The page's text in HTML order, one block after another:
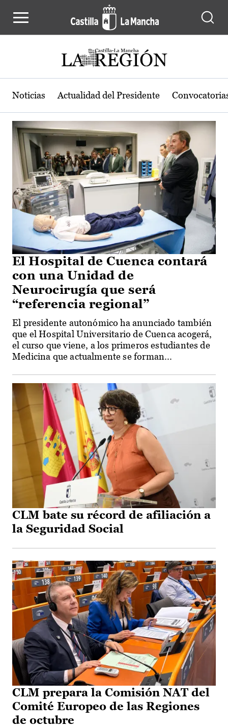
Actualidad de la región de Castilla-
Noticias Actualidad del Presidente
El Hospital de Cuenca contará
con una Unidad de
Neurocirugía que será
“referencia regional”
El presidente autonómico ha anunciado también
que el Hospital Universitario de Cuenca acogerá,
el curso que viene, a los primeros estudiantes de
Medicina que actualmente se forman...
CLM bate su récord de afiliación a
la Seguridad Social
CLM prepara la Comisión NAT del
Comité Europeo de las Regiones
de octubre